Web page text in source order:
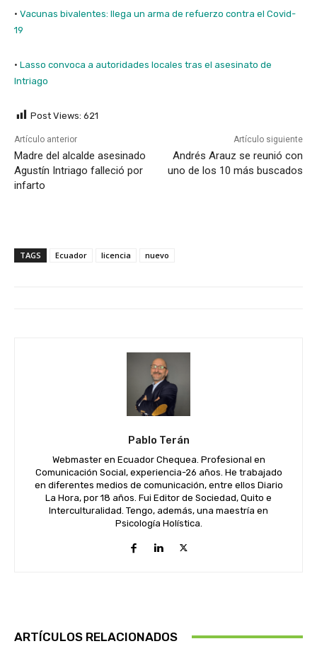
· Vacunas bivalentes: llega un arma de refuerzo contra el Covid-
19
· Lasso convoca a autoridades locales tras el asesinato de
Intriago
Post Views: 621
Artículo anterior
Madre del alcalde asesinado
Agustín Intriago falleció por
infarto
Artículo siguiente
Andrés Arauz se reunió con
uno de los 10 más buscados
TAGS Ecuador licencia nuevo
Pablo Terán
Webmaster en Ecuador Chequea. Profesional en
Comunicación Social, experiencia-26 años. He trabajado
en diferentes medios de comunicación, entre ellos Diario
La Hora, por 18 años. Fui Editor de Sociedad, Quito e
Interculturalidad. Tengo, además, una maestría en
Psicología Holística.
ARTÍCULOS RELACIONADOS